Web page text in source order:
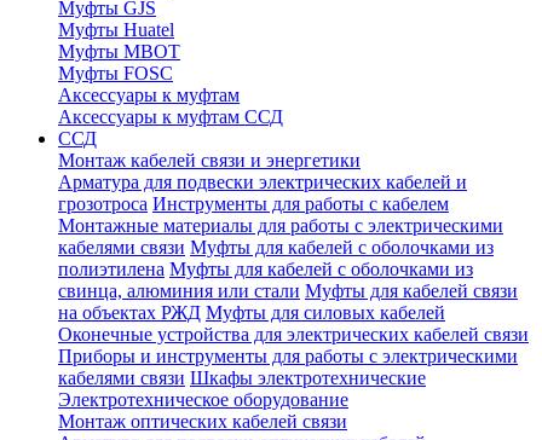
Муфты GJS
Муфты Huatel
Муфты МВОТ
Муфты FOSC
Аксессуары к муфтам
Аксессуары к муфтам ССД
ССД
Монтаж кабелей связи и энергетики
Арматура для подвески электрических кабелей и
грозотроса Инструменты для работы с кабелем
Монтажные материалы для работы с электрическими
кабелями связи Муфты для кабелей с оболочками из
полиэтилена Муфты для кабелей с оболочками из
свинца, алюминия или стали Муфты для кабелей связи
на объектах РЖД Муфты для силовых кабелей
Оконечные устройства для электрических кабелей связи
Приборы и инструменты для работы с электрическими
кабелями связи Шкафы электротехнические
Электротехническое оборудование
Монтаж оптических кабелей связи